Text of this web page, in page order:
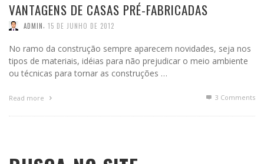
VANTAGENS DE CASAS PRÉ-FABRICADAS
ADMIN, 15 DE JUNHO DE 2012
No ramo da construção sempre aparecem novidades, seja nos
tipos de materiais, idéias para não prejudicar o meio ambiente
ou técnicas para tornar as construções …
Read more 3 Comments